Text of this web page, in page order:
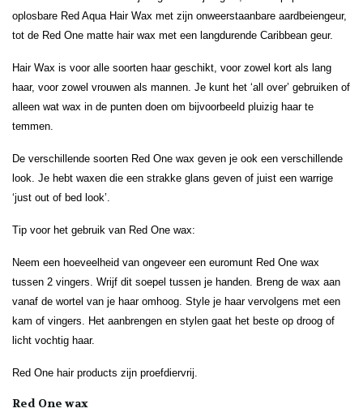
oplosbare Red Aqua Hair Wax met zijn onweerstaanbare aardbeiengeur,
tot de Red One matte hair wax met een langdurende Caribbean geur.
Hair Wax is voor alle soorten haar geschikt, voor zowel kort als lang
haar, voor zowel vrouwen als mannen. Je kunt het ‘all over’ gebruiken of
alleen wat wax in de punten doen om bijvoorbeeld pluizig haar te
temmen.
De verschillende soorten Red One wax geven je ook een verschillende
look. Je hebt waxen die een strakke glans geven of juist een warrige
‘just out of bed look’.
Tip voor het gebruik van Red One wax:
Neem een hoeveelheid van ongeveer een euromunt Red One wax
tussen 2 vingers. Wrijf dit soepel tussen je handen. Breng de wax aan
vanaf de wortel van je haar omhoog. Style je haar vervolgens met een
kam of vingers. Het aanbrengen en stylen gaat het beste op droog of
licht vochtig haar.
Red One hair products zijn proefdiervrij.
Red One wax